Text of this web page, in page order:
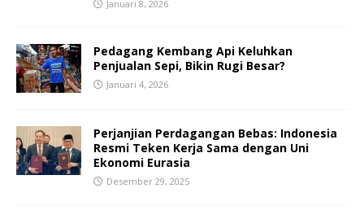
Januari 8, 2026
Pedagang Kembang Api Keluhkan
Penjualan Sepi, Bikin Rugi Besar?
Januari 4, 2026
Perjanjian Perdagangan Bebas: Indonesia
Resmi Teken Kerja Sama dengan Uni
Ekonomi Eurasia
Desember 29, 2025